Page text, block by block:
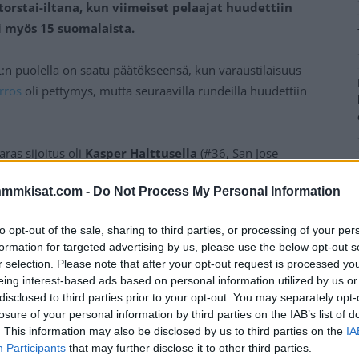
- Do Not Process My Personal Information
opt-out of the sale, sharing to third parties, or processing of your
for targeted advertising by us, please use the below opt-out
selection. Please note that after your opt-out request is processed
interest-based ads based on personal information utilized by us
to third parties prior to your opt-out. You may separately
of your personal information by third parties on the IAB’s list of
This information may also be disclosed by us to third parties on the
Participants that may further disclose it to other third parties.
iltana, kun viimeiset pelaajat huudettiin
15 suomalaista.
puolella on saatu päätökseensä, kun varaustilaisuus
oli pettymys, mutta seuraavilla rundeilla huudettiin
sijoitus oli Kasper Halttusella (#36, San Jose
huudettu
Mainos: